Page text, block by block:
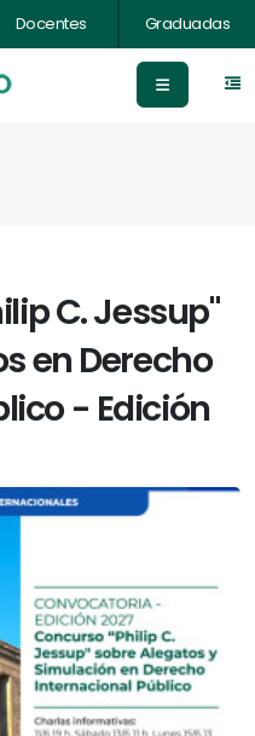
Docentes Graduadas
C. Jessup"
en Derecho
- Edición